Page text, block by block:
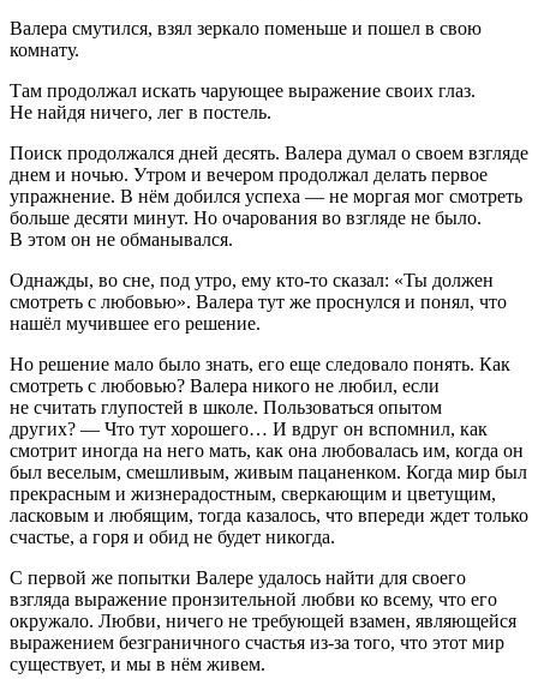
Валера смутился, взял зеркало поменьше и пошел в свою
комнату.
Там продолжал искать чарующее выражение своих глаз.
Не найдя ничего, лег в постель.
Поиск продолжался дней десять. Валера думал о своем взгляде
днем и ночью. Утром и вечером продолжал делать первое
упражнение. В нём добился успеха — не моргая мог смотреть
больше десяти минут. Но очарования во взгляде не было.
В этом он не обманывался.
Однажды, во сне, под утро, ему кто-то сказал: «Ты должен
смотреть с любовью». Валера тут же проснулся и понял, что
нашёл мучившее его решение.
Но решение мало было знать, его еще следовало понять. Как
смотреть с любовью? Валера никого не любил, если
не считать глупостей в школе. Пользоваться опытом
других? — Что тут хорошего… И вдруг он вспомнил, как
смотрит иногда на него мать, как она любовалась им, когда он
был веселым, смешливым, живым пацаненком. Когда мир был
прекрасным и жизнерадостным, сверкающим и цветущим,
ласковым и любящим, тогда казалось, что впереди ждет только
счастье, а горя и обид не будет никогда.
С первой же попытки Валере удалось найти для своего
взгляда выражение пронзительной любви ко всему, что его
окружало. Любви, ничего не требующей взамен, являющейся
выражением безграничного счастья из-за того, что этот мир
существует, и мы в нём живем.